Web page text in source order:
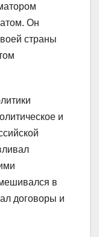
Он
страны
и
в
договоры и